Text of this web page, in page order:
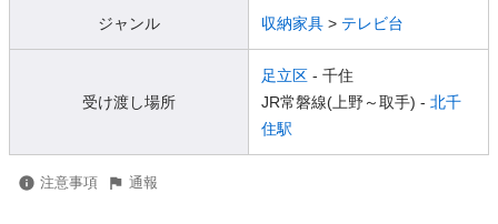
ジャンル 収納家具 > テレビ台
受け渡し場所
足立区 - 千住
JR常磐線(上野～取手) - 北千
住駅
注意事項 通報